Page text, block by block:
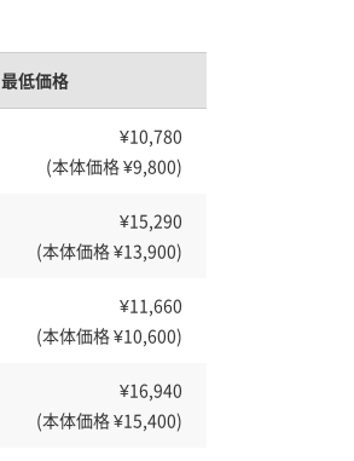
最低価格
¥10,780
(本体価格 ¥9,800)
¥15,290
(本体価格 ¥13,900)
¥11,660
(本体価格 ¥10,600)
¥16,940
(本体価格 ¥15,400)